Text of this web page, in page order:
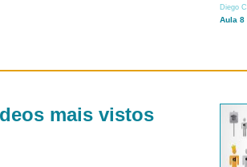
Diego
Aula 8
mais vistos